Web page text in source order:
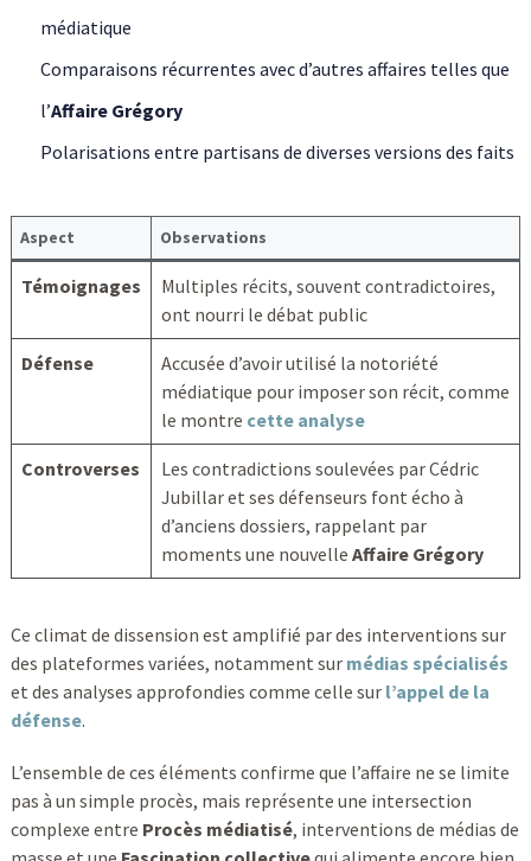
médiatique
Comparaisons récurrentes avec d’autres affaires telles que
l’Affaire Grégory
Polarisations entre partisans de diverses versions des faits
Aspect Observations
Témoignages
Multiples récits, souvent contradictoires,
ont nourri le débat public
Défense
Accusée d’avoir utilisé la notoriété
médiatique pour imposer son récit, comme
le montre cette analyse
Controverses
Les contradictions soulevées par Cédric
Jubillar et ses défenseurs font écho à
d’anciens dossiers, rappelant par
moments une nouvelle Affaire Grégory
Ce climat de dissension est amplifié par des interventions sur
des plateformes variées, notamment sur médias spécialisés
et des analyses approfondies comme celle sur l’appel de la
défense.
L’ensemble de ces éléments confirme que l’affaire ne se limite
pas à un simple procès, mais représente une intersection
complexe entre Procès médiatisé, interventions de médias de